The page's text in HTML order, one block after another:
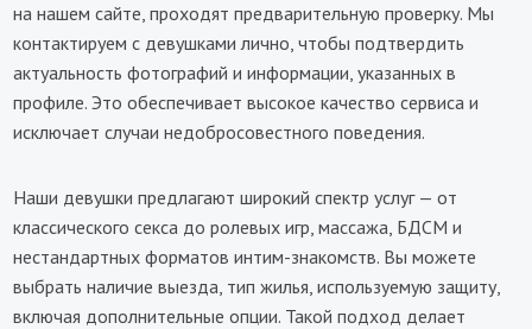
на нашем сайте, проходят предварительную проверку. Мы
контактируем с девушками лично, чтобы подтвердить
актуальность фотографий и информации, указанных в
профиле. Это обеспечивает высокое качество сервиса и
исключает случаи недобросовестного поведения.
Наши девушки предлагают широкий спектр услуг — от
классического секса до ролевых игр, массажа, БДСМ и
нестандартных форматов интим-знакомств. Вы можете
выбрать наличие выезда, тип жилья, используемую защиту,
включая дополнительные опции. Такой подход делает